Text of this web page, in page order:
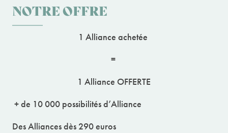
NOTRE OFFRE
1 Alliance achetée
=
1 Alliance OFFERTE
+ de 10 000 possibilités d’Alliance
Des Alliances dès 290 euros